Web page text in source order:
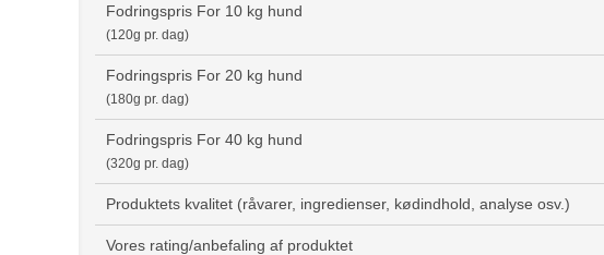
Fodringspris For 10 kg hund
(120g pr. dag)
Fodringspris For 20 kg hund
(180g pr. dag)
Fodringspris For 40 kg hund
(320g pr. dag)
Produktets kvalitet (råvarer, ingredienser, kødindhold, analyse osv.)
Vores rating/anbefaling af produktet